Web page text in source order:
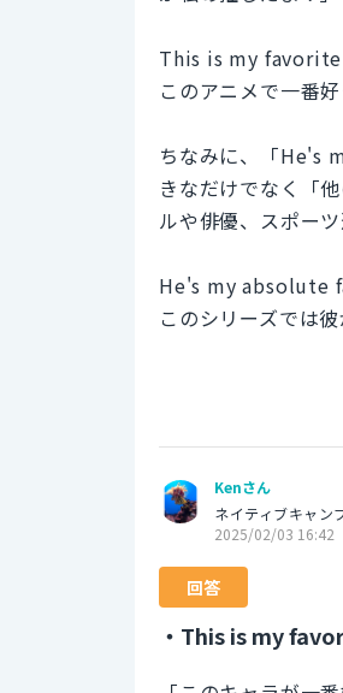
This is my
このアニメで一番
ちなみに、「He's
きなだけでなく「
ルや俳優、スポー
He's my absolute
このシリーズでは
Kenさん
ネイティブキャン
2025/02/03 16:42
回答
・This is my